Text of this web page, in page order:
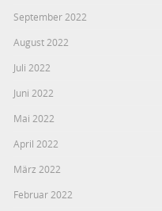
September 2022
August 2022
Juli 2022
Juni 2022
Mai 2022
April 2022
März 2022
Februar 2022